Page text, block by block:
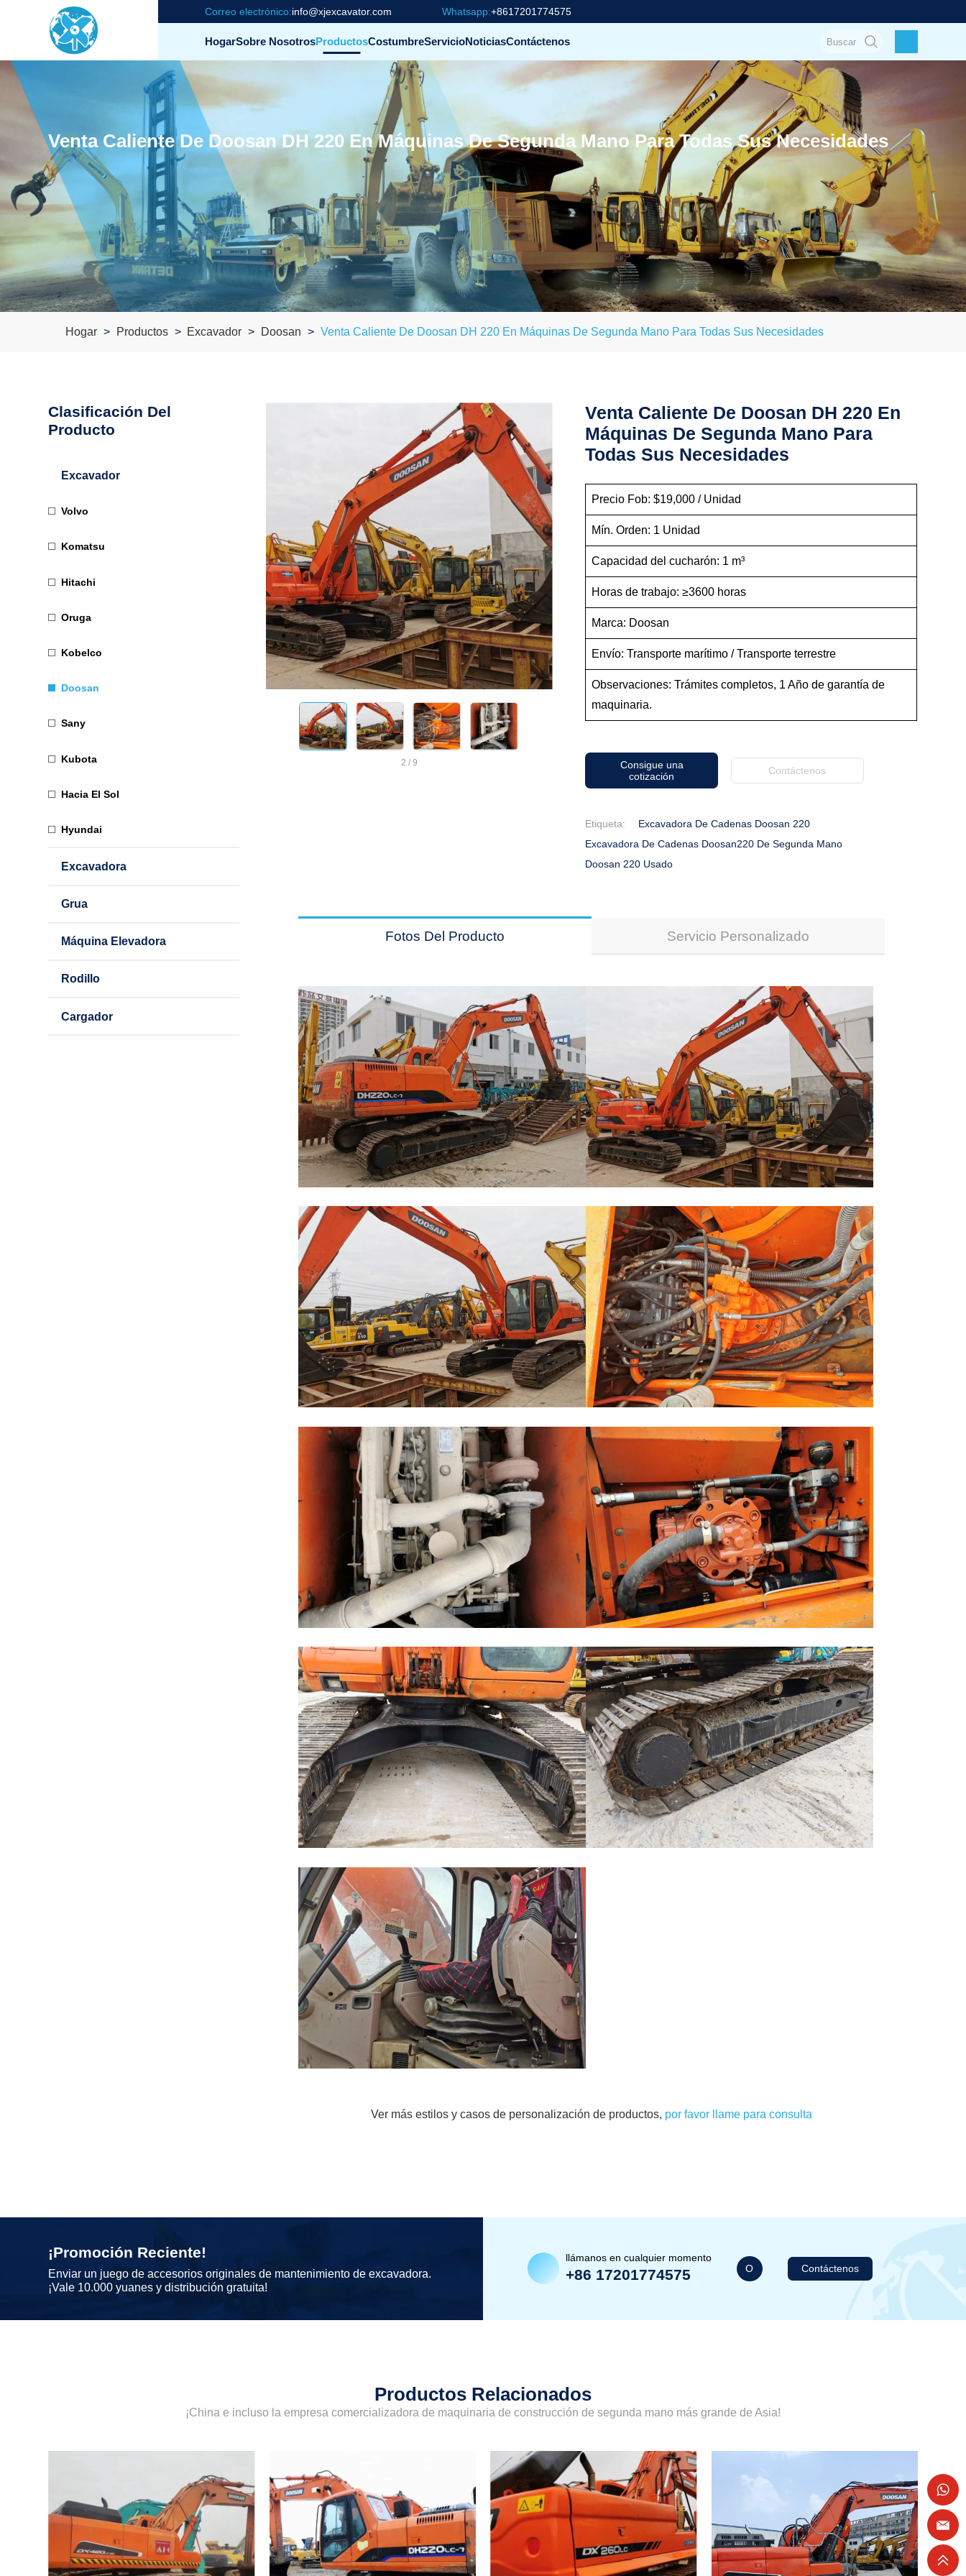
Correo electrónico:info@xjexcavator.com Whatsapp:+8617201774575
HogarSobre NosotrosProductosCostumbreServicioNoticiasContáctenos
Venta Caliente De Doosan DH 220 En Máquinas De Segunda Mano Para Todas Sus Necesidades
Hogar Productos Excavador Doosan Venta Caliente De Doosan DH 220 En Máquinas De Segunda Mano Para Todas Sus Necesidades
Clasificación Del
Producto
Excavador
Volvo
Komatsu
Hitachi
Oruga
Kobelco
Doosan
Sany
Kubota
Hacia El Sol
Hyundai
Excavadora
Grua
Máquina Elevadora
Rodillo
Cargador
2 / 9
Venta Caliente De Doosan DH 220 En
Máquinas De Segunda Mano Para
Todas Sus Necesidades
Precio Fob: $19,000 / Unidad
Mín. Orden: 1 Unidad
Capacidad del cucharón: 1 m³
Horas de trabajo: ≥3600 horas
Marca: Doosan
Envío: Transporte marítimo / Transporte terrestre
Observaciones: Trámites completos, 1 Año de garantía de
maquinaria.
Consigue una
cotización
Contáctenos
Etiqueta:
Excavadora De Cadenas Doosan 220
Excavadora De Cadenas Doosan220 De Segunda Mano
Doosan 220 Usado
Fotos Del Producto Servicio Personalizado
Ver más estilos y casos de personalización de productos, por favor llame para consulta
¡Promoción Reciente!
Enviar un juego de accesorios originales de mantenimiento de excavadora.
¡Vale 10.000 yuanes y distribución gratuita!
llámanos en cualquier momento
+86 17201774575 O Contáctenos
Productos Relacionados
¡China e incluso la empresa comercializadora de maquinaria de construcción de segunda mano más grande de Asia!